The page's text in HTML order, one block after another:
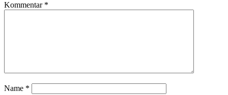
Kommentar *
Name *